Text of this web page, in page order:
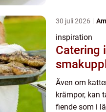
30 juli 2026
inspiration
Catering
Även om
krämpor, kan
fiende som i